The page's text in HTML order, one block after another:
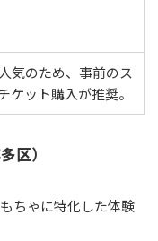
気のため、事前のス
ケット購入が推奨。
区）
ちゃに特化した体験